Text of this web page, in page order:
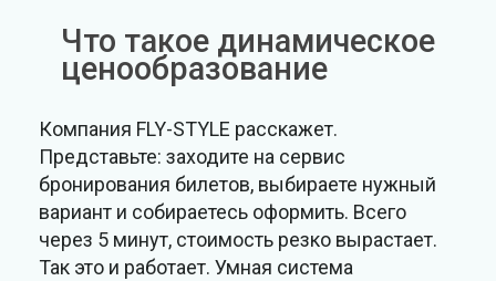
Что такое динамическое
ценообразование
Компания FLY-STYLE расскажет.
Представьте: заходите на сервис
бронирования билетов, выбираете нужный
вариант и собираетесь оформить. Всего
через 5 минут, стоимость резко вырастает.
Так это и работает. Умная система